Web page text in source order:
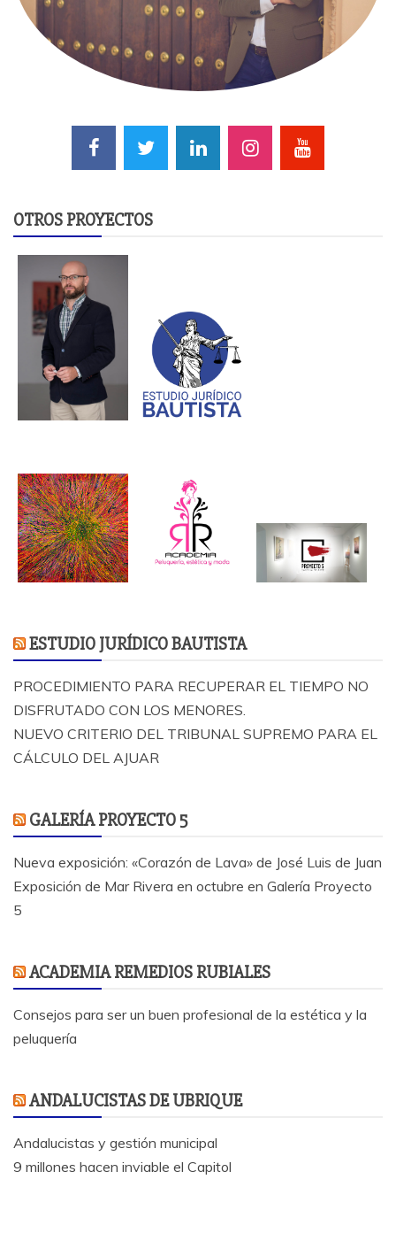
OTROS PROYECTOS
ESTUDIO JURÍDICO BAUTISTA
PROCEDIMIENTO PARA RECUPERAR EL TIEMPO NO
DISFRUTADO CON LOS MENORES.
NUEVO CRITERIO DEL TRIBUNAL SUPREMO PARA EL
CÁLCULO DEL AJUAR
GALERÍA PROYECTO 5
Nueva exposición: «Corazón de Lava» de José Luis de Juan
Exposición de Mar Rivera en octubre en Galería Proyecto
5
ACADEMIA REMEDIOS RUBIALES
Consejos para ser un buen profesional de la estética y la
peluquería
ANDALUCISTAS DE UBRIQUE
Andalucistas y gestión municipal
9 millones hacen inviable el Capitol